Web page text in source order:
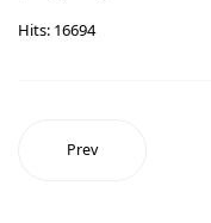
Hits: 16694
Prev